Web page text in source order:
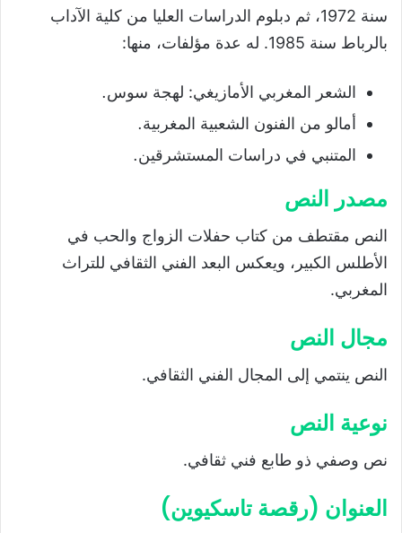
سنة 1972، ثم دبلوم الدراسات العليا من كلية الآداب
بالرباط سنة 1985. له عدة مؤلفات، منها:
الشعر المغربي الأمازيغي: لهجة سوس.
أمالو من الفنون الشعبية المغربية.
المتنبي في دراسات المستشرقين.
مصدر النص
النص مقتطف من كتاب حفلات الزواج والحب في
الأطلس الكبير، ويعكس البعد الفني الثقافي للتراث
المغربي.
مجال النص
النص ينتمي إلى المجال الفني الثقافي.
نوعية النص
نص وصفي ذو طابع فني ثقافي.
العنوان (رقصة تاسكيوين)